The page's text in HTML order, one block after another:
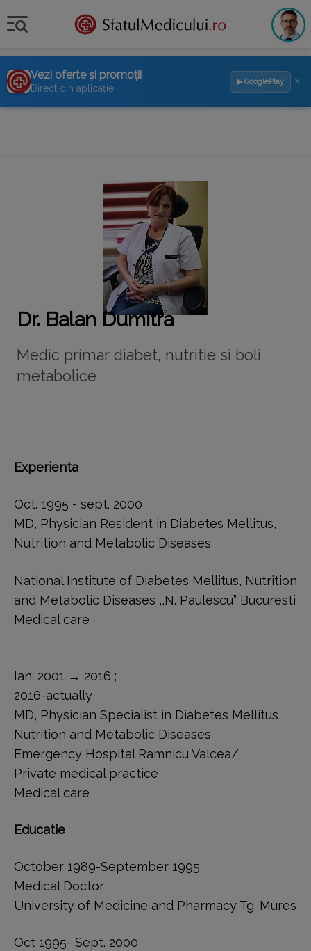
Vezi oferte și promoții
Direct din aplicație
▶ GooglePlay ×
Dr. Balan Dumitra
Medic primar diabet, nutritie si boli
metabolice
Experienta
Oct. 1995 - sept. 2000
MD, Physician Resident in Diabetes Mellitus,
Nutrition and Metabolic Diseases
National Institute of Diabetes Mellitus, Nutrition
and Metabolic Diseases ,,N. Paulescu” Bucuresti
Medical care
Ian. 2001 → 2016 ;
2016-actually
MD, Physician Specialist in Diabetes Mellitus,
Nutrition and Metabolic Diseases
Emergency Hospital Ramnicu Valcea/
Private medical practice
Medical care
Educatie
October 1989-September 1995
Medical Doctor
University of Medicine and Pharmacy Tg. Mures
Oct 1995- Sept. 2000